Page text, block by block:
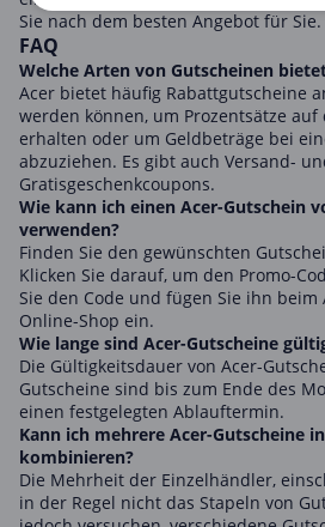
Sie nach dem besten Angebot für Sie.
FAQ
Welche Arten von Gutscheinen
Acer bietet häufig Rabattgutscheine
werden können, um Prozentsätze auf
erhalten oder um Geldbeträge bei
abzuziehen. Es gibt auch Versand-
Gratisgeschenkcoupons.
Wie kann ich einen Acer-Gutschein
verwenden?
Finden Sie den gewünschten
Klicken Sie darauf, um den Promo-
Sie den Code und fügen Sie ihn beim
Online-Shop ein.
Wie lange sind Acer-Gutscheine
Die Gültigkeitsdauer von Acer-
Gutscheine sind bis zum Ende des
einen festgelegten Ablauftermin.
Kann ich mehrere Acer-Gutscheine
kombinieren?
Die Mehrheit der Einzelhändler,
in der Regel nicht das Stapeln von